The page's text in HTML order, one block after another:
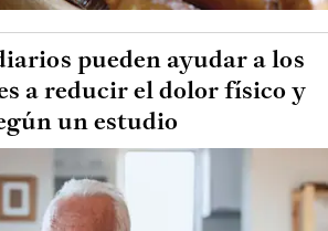
pueden ayudar a los
a reducir el dolor físico y
un estudio